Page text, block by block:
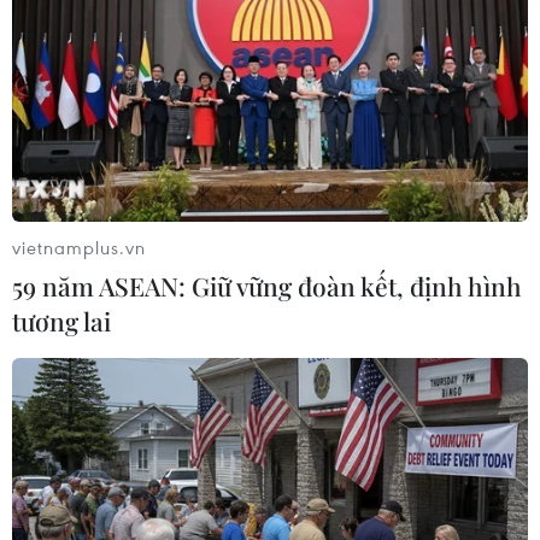
Bộ Nông nghiệp và Phát triển nông thôn khuyến
khích các hoạt động ứng dụng các công nghệ số
như cảm biến, IoT, trí tuệ nhân tạo và khai thác
dữ liệu để theo dõi các thông số đất đai, thời
tiết... nhằm tăng năng suất và cải thiện chất
lượng sản phẩm nông nghiệp./.
(TTXVN/Vietnam+)
vietnamplus.vn
59 năm ASEAN: Giữ vững đoàn kết, định hình
tương lai